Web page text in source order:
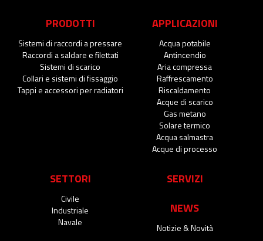
PRODOTTI
Sistemi di raccordi a pressare
Raccordi a saldare e filettati
Sistemi di scarico
Collari e sistemi di fissaggio
Tappi e accessori per radiatori
APPLICAZIONI
Acqua potabile
Antincendio
Aria compressa
Raffrescamento
Riscaldamento
Acque di scarico
Gas metano
Solare termico
Acqua salmastra
Acque di processo
SETTORI
Civile
Industriale
Navale
SERVIZI
NEWS
Notizie & Novità